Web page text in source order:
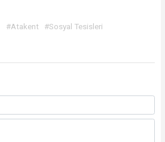
#Atakent #Sosyal Tesisleri